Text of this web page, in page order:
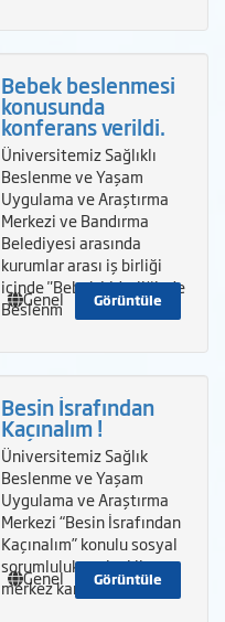
Bebek beslenmesi
konusunda
konferans verildi.
Üniversitemiz Sağlıklı
Beslenme ve Yaşam
Uygulama ve Araştırma
Merkezi ve Bandırma
Belediyesi arasında
kurumlar arası iş birliği
içinde "Bebek Liderliğinde
Beslenm
Görüntüle
Genel
Besin İsrafından
Kaçınalım !
Üniversitemiz Sağlık
Beslenme ve Yaşam
Uygulama ve Araştırma
Merkezi “Besin İsrafından
Kaçınalım” konulu sosyal
sorumluluk projesi ile
merkez kampüGörüntüle
Genel